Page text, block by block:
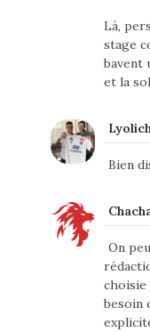
Là,
stage
bavent
et la
Bien
On
besoin